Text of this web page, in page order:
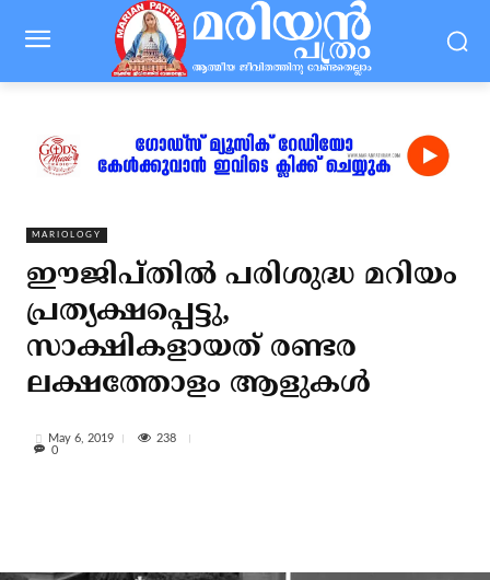
MARIOLOGY
ഈജിപ്തില്‍ പരിശുദ്ധ മറിയം
പ്രത്യക്ഷപ്പെട്ടു,
സാക്ഷികളായത് രണ്ടര
ലക്ഷത്തോളം ആളുകള്‍
May 6, 2019
238
0